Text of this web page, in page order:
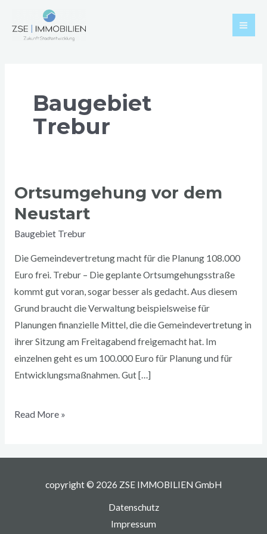
Inhalt
springen
Baugebiet
Trebur
Ortsumgehung vor dem
Neustart
Baugebiet Trebur
Die Gemeindevertretung macht für die Planung 108.000
Euro frei. Trebur – Die geplante Ortsumgehungsstraße
kommt gut voran, sogar besser als gedacht. Aus diesem
Grund braucht die Verwaltung beispielsweise für
Planungen finanzielle Mittel, die die Gemeindevertretung in
ihrer Sitzung am Freitagabend freigemacht hat. Im
einzelnen geht es um 100.000 Euro für Planung und für
Entwicklungsmaßnahmen. Gut […]
Ortsumgehung
vor
Neustart
Read More »
copyright © 2026 ZSE IMMOBILIEN GmbH
Datenschutz
Impressum